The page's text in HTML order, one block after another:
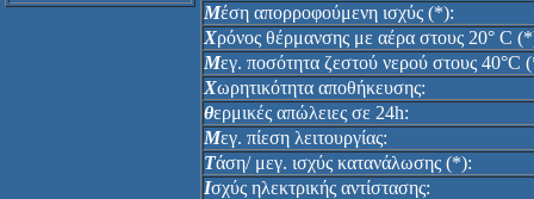
Μέση απορροφούμενη ισχύς (*):
Χρόνος θέρμανσης με αέρα στους 20° C
Μεγ. ποσότητα ζεστού νερού στους 40°C
Χωρητικότητα αποθήκευσης:
θερμικές απώλειες σε 24h:
Μεγ. πίεση λειτουργίας:
Τάση/ μεγ. ισχύς κατανάλωσης (*):
Ισχύς ηλεκτρικής αντίστασης: